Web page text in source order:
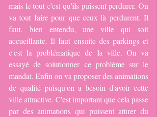
mais le tout c'est qu'ils puissent perdurer. On
va tout faire pour que ceux là perdurent. Il
faut, bien entendu, une ville qui soit
accueillante. Il faut ensuite des parkings et
c'est la problématique de la ville. On va
essayé de solutionner ce problème sur le
mandat. Enfin on va proposer des animations
de qualité puisqu'on a besoin d'avoir cette
ville attractive. C'est important que cela passe
par des animations qui puissent attirer du